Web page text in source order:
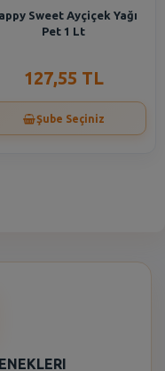
Sweet Ayçiçek Yağı
Pet 1 Lt
127,55 TL
Şube Seçiniz